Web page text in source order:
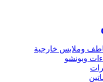
وملابس خارجية
وبونشو